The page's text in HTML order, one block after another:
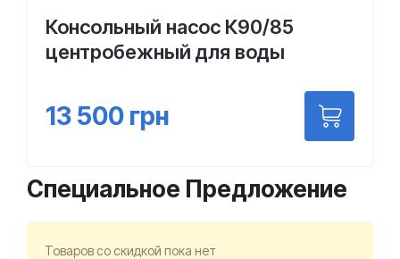
Консольный насос К90/85
центробежный для воды
13 500 грн
Специальное Предложение
Товаров со скидкой пока нет